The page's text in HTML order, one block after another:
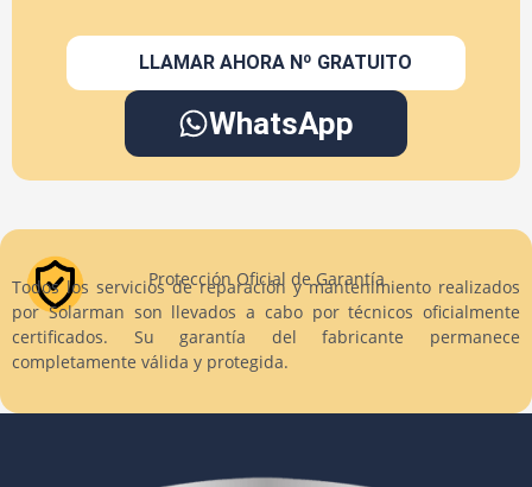
LLAMAR AHORA Nº GRATUITO
WhatsApp
Protección Oficial de Garantía
Todos los servicios de reparación y mantenimiento realizados
por Solarman son llevados a cabo por técnicos oficialmente
certificados. Su garantía del fabricante permanece
completamente válida y protegida.